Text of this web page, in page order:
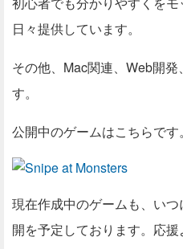
日々提供しています。
その他、Mac関連、Web開
す。
公開中のゲームはこちらです。
現在作成中のゲームも、い
開を予定しております。応援